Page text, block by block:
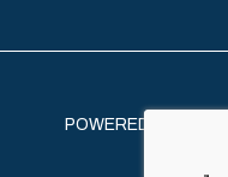
POWERED BY